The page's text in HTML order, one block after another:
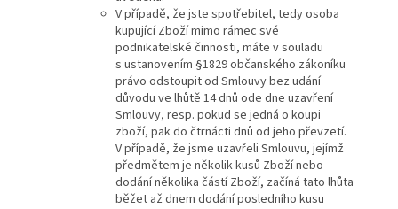
V případě, že jste spotřebitel, tedy osoba
kupující Zboží mimo rámec své
podnikatelské činnosti, máte v souladu
s ustanovením §1829 občanského zákoníku
právo odstoupit od Smlouvy bez udání
důvodu ve lhůtě 14 dnů ode dne uzavření
Smlouvy, resp. pokud se jedná o koupi
zboží, pak do čtrnácti dnů od jeho převzetí.
V případě, že jsme uzavřeli Smlouvu, jejímž
předmětem je několik kusů Zboží nebo
dodání několika částí Zboží, začíná tato lhůta
běžet až dnem dodání posledního kusu